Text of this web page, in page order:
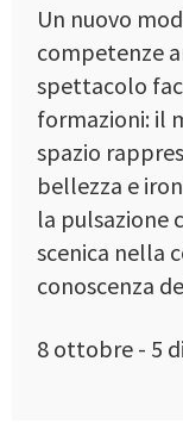
Un nuovo
competenze
spettacolo
formazioni: il
spazio
bellezza e
la pulsazione
scenica nella
conoscenza
8 ottobre - 5